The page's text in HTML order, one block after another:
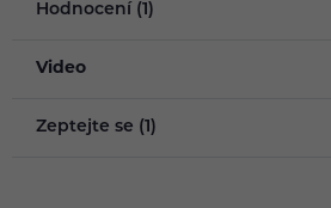
Hodnocení (1)
Video
Zeptejte se (1)